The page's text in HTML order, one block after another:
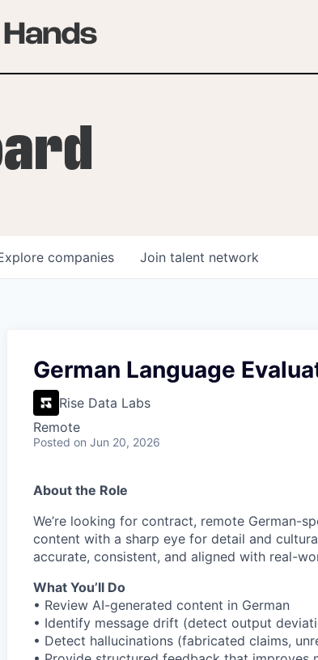
VHBOS Founder Fellowship
Blueprint: Tulsa
companies Join talent network
German Language
Rise Data Labs
Remote
Posted on Jun 20, 2026
About the Role
We’re looking for contract, remote German-
content with a sharp eye for detail and
accurate, consistent, and aligned with real-
What You’ll Do
• Review AI-generated content in German
• Identify message drift (detect output
• Detect hallucinations (fabricated claims,